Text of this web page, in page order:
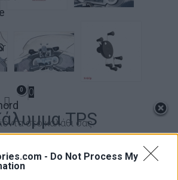
- Do Not Process My
0
0
στο καλάθι σας.
TPS
Κωδ.600.1126X